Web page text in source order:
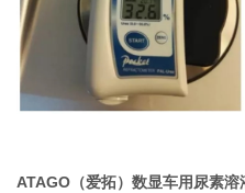
ATAGO （爱拓）数显车用尿素